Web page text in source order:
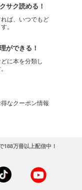
サク読める！
ば、いつでもど
。
ができる！
に本を分類し
なクーポン情報
188万冊以上配信中！